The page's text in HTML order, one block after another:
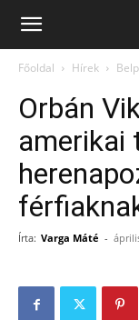
Jövő
Főoldal Hírek
Orbán
amerikai
Írta: Varga Máté -